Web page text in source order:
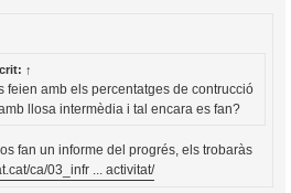
↑
feien amb els percentatges de contrucció
llosa intermèdia i tal encara es fan?
fan un informe del progrés, els trobaràs
ca/03_infr ... activitat/